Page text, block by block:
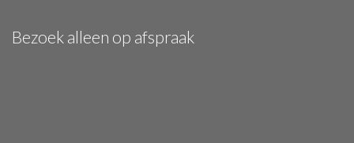
Bezoek alleen op afspraak